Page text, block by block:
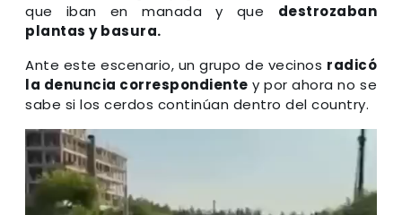
que iban en manada y que destrozaban
plantas y basura.
Ante este escenario, un grupo de vecinos radicó
la denuncia correspondiente y por ahora no se
sabe si los cerdos continúan dentro del country.
Reproductor
de
video